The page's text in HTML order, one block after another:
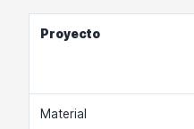
Proyecto
Material